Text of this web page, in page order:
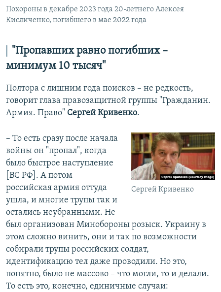
Похороны в декабре 2023 года 20-летнего Алексея
Кисличенко, погибшего в мае 2022 года
"Пропавших равно погибших –
минимум 10 тысяч"
Полтора с лишним года поисков – не редкость,
говорит глава правозащитной группы "Гражданин.
Армия. Право" Сергей Кривенко.
Сергей Кривенко
– То есть сразу после начала
войны он "пропал", когда
было быстрое наступление
[ВС РФ]. А потом
российская армия оттуда
ушла, и многие трупы так и
остались неубранными. Не
был организован Минобороны розыск. Украину в
этом сложно винить, они и так по возможности
собирали трупы российских солдат,
идентификацию тел даже проводили. Но это,
понятно, было не массово – что могли, то и делали.
То есть это, конечно, единичные случаи: